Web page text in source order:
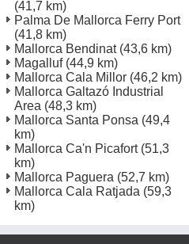
(41,7 km)
Palma De Mallorca Ferry Port
(41,8 km)
Mallorca Bendinat(43,6 km)
Magalluf(44,9 km)
Mallorca Cala Millor (46,2 km)
Mallorca Galtazó Industrial
Area (48,3 km)
Mallorca Santa Ponsa (49,4
km)
Mallorca Ca'n Picafort(51,3
km)
Mallorca Paguera (52,7 km)
Mallorca Cala Ratjada (59,3
km)